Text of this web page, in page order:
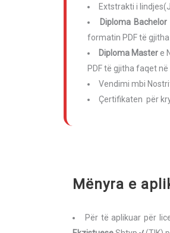
Extstrakti i
Diploma Bachelor
formatin PDF të
Diploma Master e
PDF të gjitha faqet
Vendimi mbi
Çertifikaten për
Mënyra e
Për të aplikuar për